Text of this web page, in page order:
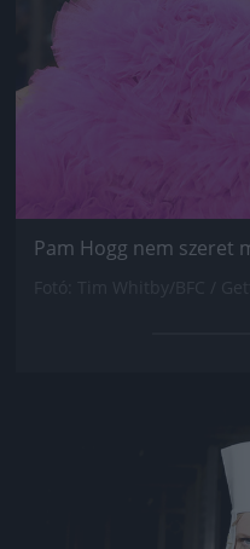
Pam Hogg nem szeret